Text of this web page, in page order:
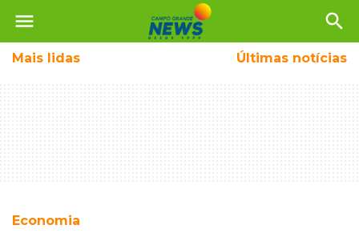
menu search
Mais lidas Últimas notícias
Economia